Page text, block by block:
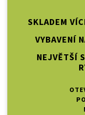
SKLADEM
VYBAVENÍ
NEJVĚTŠÍ